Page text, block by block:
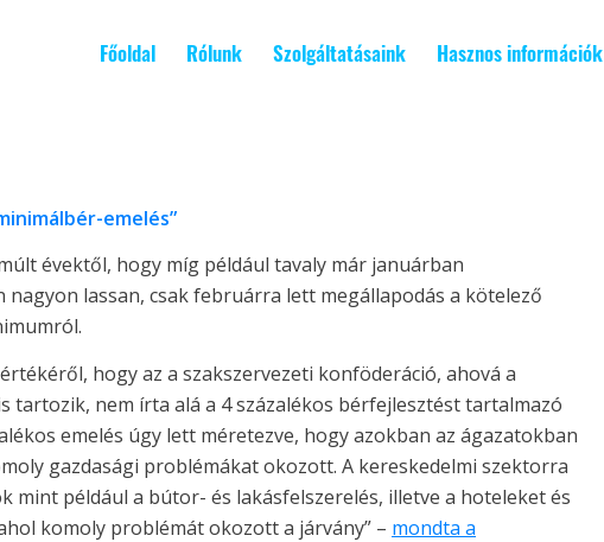
Főoldal Rólunk Szolgáltatásaink Hasznos információk
emelés”
évektől, hogy míg például tavaly már januárban
lassan, csak februárra lett megállapodás a kötelező
hogy az a szakszervezeti konföderáció, ahová a
tartozik, nem írta alá a 4 százalékos bérfejlesztést tartalmazó
emelés úgy lett méretezve, hogy azokban az ágazatokban
gazdasági problémákat okozott. A kereskedelmi szektorra
mint például a bútor- és lakásfelszerelés, illetve a hoteleket és
komoly problémát okozott a járvány” – mondta a